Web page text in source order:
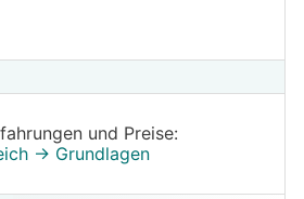
und Preise:
-> Grundlagen